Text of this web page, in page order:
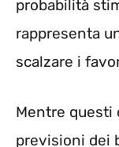
probabilità
rappresenta
scalzare i
Mentre questi
previsioni dei